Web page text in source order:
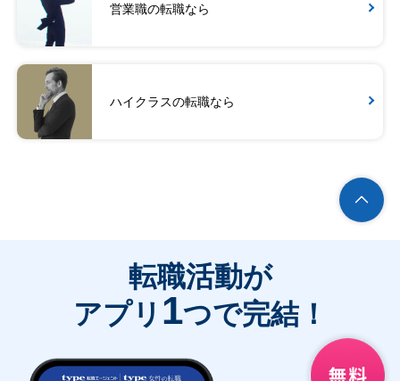
営業職の転職なら
ハイクラスの転職なら
転職活動が
アプリ 1つで完結！